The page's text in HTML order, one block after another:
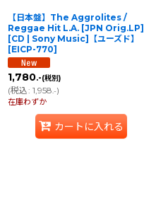
【日本盤】The Aggrolites /
Reggae Hit L.A. [JPN Orig.LP]
[CD | Sony Music]【ユーズド】
[EICP-770]
1,780.-(税別)
(税込: 1,958.-)
在庫わずか
カートに入れる